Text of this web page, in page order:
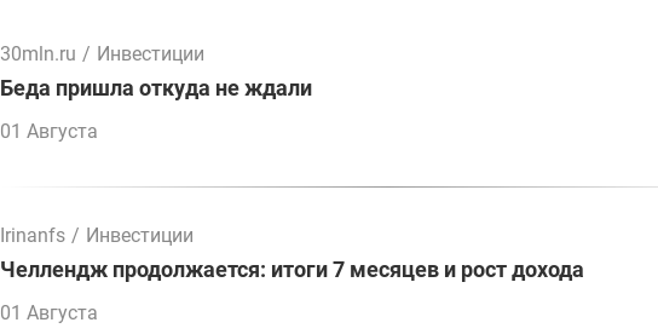
30mln.ru / Инвестиции
Беда пришла откуда не ждали
01 Августа
Irinanfs / Инвестиции
Челлендж продолжается: итоги 7 месяцев и рост дохода
01 Августа